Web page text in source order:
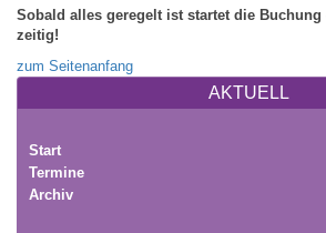
AKTUELL
Start
Termine
Archiv
Sobald alles geregelt ist startet die
zeitig!
zum Seitenanfang